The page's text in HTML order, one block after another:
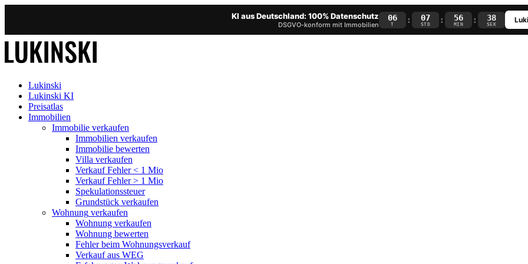
KI aus Deutschland: 100% Datenschutz
DSGVO-konform mit Immobilien
06
T : 07
STD : 56
MIN : 37
SEK
Lukinski
Lukinski KI
Preisatlas
Immobilien
Immobilie verkaufen
Immobilien verkaufen
Immobilie bewerten
Villa verkaufen
Verkauf Fehler < 1 Mio
Verkauf Fehler > 1 Mio
Spekulationssteuer
Grundstück verkaufen
Wohnung verkaufen
Wohnung verkaufen
Wohnung bewerten
Fehler beim Wohnungsverkauf
Verkauf aus WEG